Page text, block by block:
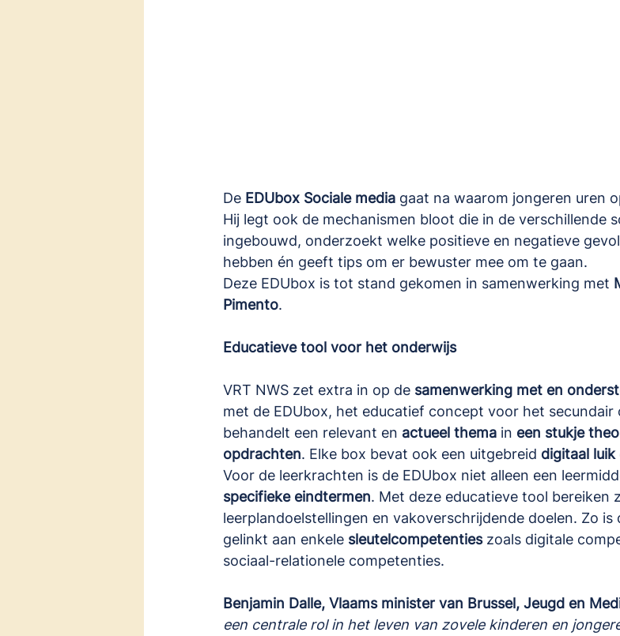
De EDUbox Sociale media gaat na waarom jongeren uren
Hij legt ook de mechanismen bloot die in de verschillende
ingebouwd, onderzoekt welke positieve en negatieve
hebben én geeft tips om er bewuster mee om te gaan.
Deze EDUbox is tot stand gekomen in samenwerking met
Pimento.
Educatieve tool voor het onderwijs
VRT NWS zet extra in op de samenwerking met en
met de EDUbox, het educatief concept voor het secundair
behandelt een relevant en actueel thema in een stukje
opdrachten. Elke box bevat ook een uitgebreid digitaal luik
Voor de leerkrachten is de EDUbox niet alleen een
specifieke eindtermen. Met deze educatieve tool bereiken
leerplandoelstellingen en vakoverschrijdende doelen. Zo is
gelinkt aan enkele sleutelcompetenties zoals digitale
sociaal-relationele competenties.
Benjamin Dalle, Vlaams minister van Brussel, Jeugd en
een centrale rol in het leven van zovele kinderen en